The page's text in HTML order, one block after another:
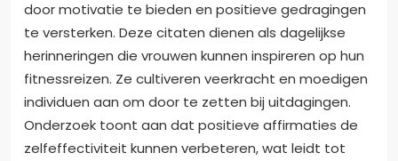
door motivatie te bieden en positieve gedragingen
te versterken. Deze citaten dienen als dagelijkse
herinneringen die vrouwen kunnen inspireren op hun
fitnessreizen. Ze cultiveren veerkracht en moedigen
individuen aan om door te zetten bij uitdagingen.
Onderzoek toont aan dat positieve affirmaties de
zelfeffectiviteit kunnen verbeteren, wat leidt tot